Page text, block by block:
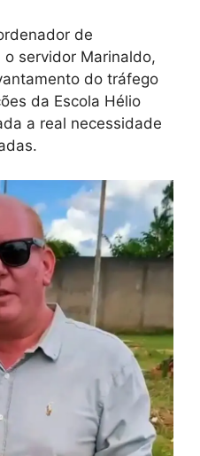
de
servidor Marinaldo,
do tráfego
da Escola Hélio
a real necessidade